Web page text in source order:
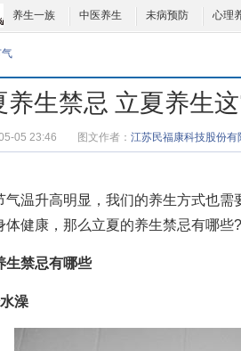
养生一族 中医养生 未病预防 心理
养生禁忌 立夏养生
05 23:46 图文作者： 江苏民福康科技股份有
升高明显，我们的养生方式也需
体健康，那么立夏的养生禁忌有哪些?
禁忌有哪些
澡